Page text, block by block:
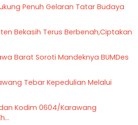
Penuh Gelaran Tatar Budaya
Bekasih Terus Berbenah,Ciptakan
Barat Soroti Mandeknya BUMDes
Tebar Kepedulian Melalui
Kodim 0604/Karawang